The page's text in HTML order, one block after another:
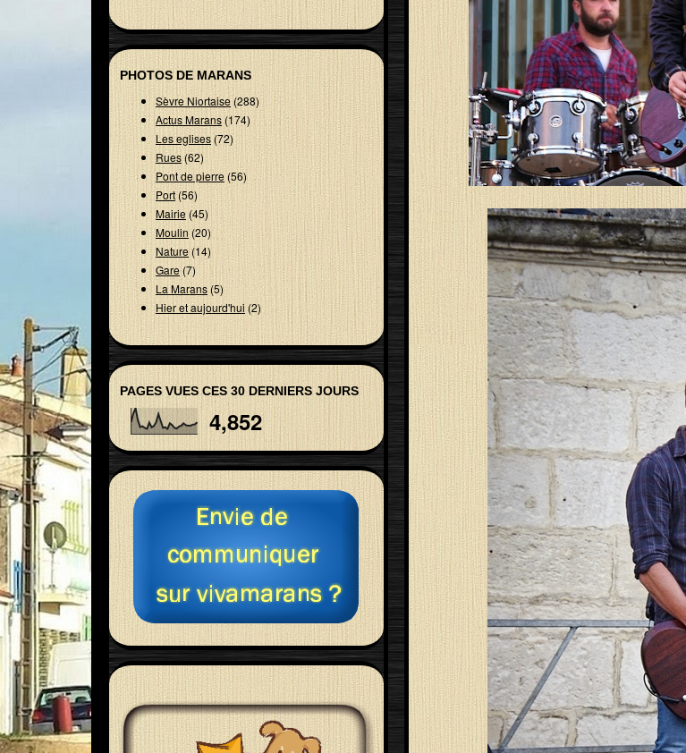
PHOTOS DE MARANS
Sèvre Niortaise(288)
Actus Marans (174)
Les eglises(72)
Rues(62)
Pont de pierre(56)
Port(56)
Mairie(45)
Moulin(20)
Nature(14)
Gare (7)
La Marans(5)
Hier et aujourd'hui (2)
PAGES VUES CES 30 DERNIERS JOURS
4,852